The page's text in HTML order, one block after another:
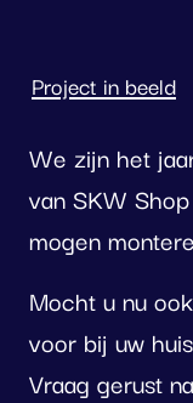
Project in beeld
We zijn het
van SKW
mogen
Mocht u nu
voor bij uw
Vraag gerust